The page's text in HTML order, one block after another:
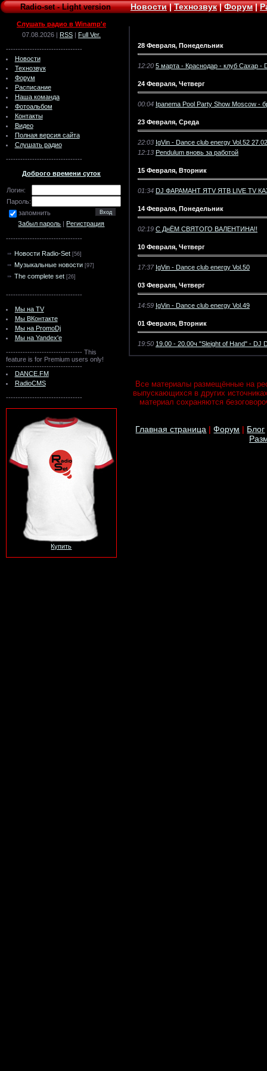
Radio-set-Light version Новости|Технозвук|Форум|
Слушать радио в Winamp'e
07.08.2026 | RSS | Full Ver.
--------------------------------
Новости
Технозвук
Форум
Расписание
Наша команда
Фотоальбом
Контакты
Видео
Полная версия сайта
Слушать радио
--------------------------------
Доброго времени суток
Логин:
Пароль:
запомнить
Забыл пароль |Регистрация
--------------------------------
Новости Radio-Set [56]
Музыкальные новости [97]
The complete set [26]
--------------------------------
Мы на TV
Мы ВКонтакте
Мы на PromoDj
Мы на Yandex'e
-------------------------------- This
feature is for Premium users only!
--------------------------------
DANCE.FM
RadioCMS
--------------------------------
Купить
28 Февраля, Понедельник
12:20 5 марта - Краснодар - клуб Сахар -
24 Февраля, Четверг
00:04 Ipanema Pool Party Show Mosсow -
23 Февраля, Среда
22:03 IgVin - Dance club energy Vol.52
12:13 Pendulum вновь за работой
15 Февраля, Вторник
01:34 DJ ФАРАМАНТ ЯTV ЯТВ LIVE TV
14 Февраля, Понедельник
02:19 С ДнЁМ СВЯТОГО ВАЛЕНТИНА!!
10 Февраля, Четверг
17:37 IgVin - Dance club energy Vol.50
03 Февраля, Четверг
14:59 IgVin - Dance club energy Vol.49
01 Февраля, Вторник
19:50 19.00 - 20.00ч "Sleight of Hand" -
Все материалы размещённые на
выпускающихся в других
материал сохраняются
Главная страница |Форум | Блог